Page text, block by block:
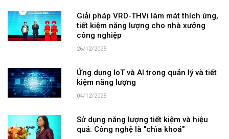
Giải pháp VRD-THVi làm mát thích ứng,
tiết kiệm năng lượng cho nhà xưởng
công nghiệp
26/12/2025
Ứng dụng IoT và AI trong quản lý và tiết
kiệm năng lượng
04/12/2025
Sử dụng năng lượng tiết kiệm và hiệu
quả: Công nghệ là "chìa khoá"